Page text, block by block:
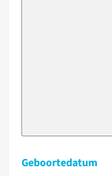
Geboortedatum